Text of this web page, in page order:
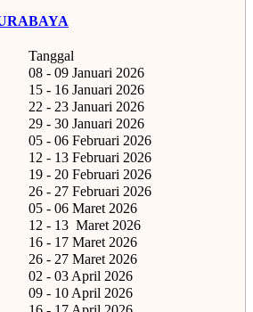
Tanggal
08 - 09 Januari 2026
15 - 16 Januari 2026
22 - 23 Januari 2026
29 - 30 Januari 2026
05 - 06 Februari 2026
12 - 13 Februari 2026
19 - 20 Februari 2026
26 - 27 Februari 2026
05 - 06 Maret 2026
12 - 13 Maret 2026
16 - 17 Maret 2026
26 - 27 Maret 2026
02 - 03 April 2026
09 - 10 April 2026